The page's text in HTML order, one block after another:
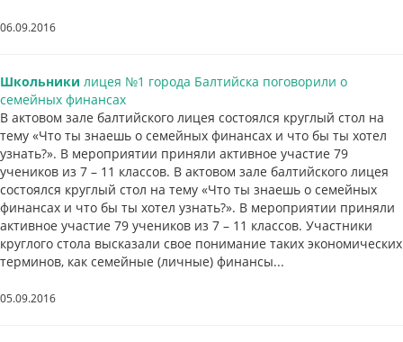
06.09.2016
Школьники лицея №1 города Балтийска поговорили о
семейных финансах
В актовом зале балтийского лицея состоялся круглый стол на
тему «Что ты знаешь о семейных финансах и что бы ты хотел
узнать?». В мероприятии приняли активное участие 79
учеников из 7 – 11 классов. В актовом зале балтийского лицея
состоялся круглый стол на тему «Что ты знаешь о семейных
финансах и что бы ты хотел узнать?». В мероприятии приняли
активное участие 79 учеников из 7 – 11 классов. Участники
круглого стола высказали свое понимание таких экономических
терминов, как семейные (личные) финансы...
05.09.2016